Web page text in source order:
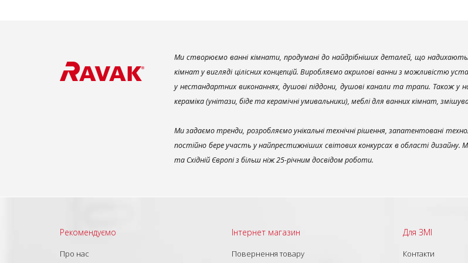
Ми створюємо ванні кімнати, продумані до найдрібніших деталей, що
кімнат у вигляді цілісних концепцій. Виробляємо акрилові ванни з можливістю
у нестандартних виконаннях, душові піддони, душові канали та трапи. Також
кераміка (унітази, біде та керамічні умивальники), меблі для ванних кімнат,
Ми задаємо тренди, розробляємо унікальні технічні рішення, запатентовані
постійно бере участь у найпрестижніших світових конкурсах в області
та Східній Європі з більш ніж 25-річним досвідом роботи.
Рекомендуємо
Про нас
Інтернет магазин
Повернення товару
Для ЗМІ
Контакти